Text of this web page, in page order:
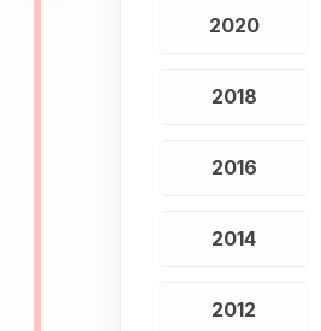
2020
2018
2016
2014
2012